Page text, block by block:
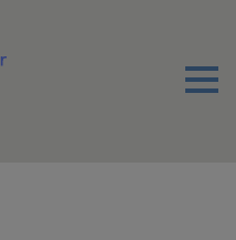
Menu